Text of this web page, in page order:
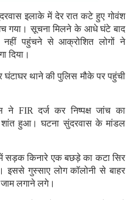
इलाके में देर रात कटे हुए गोवंश
गया। सूचना मिलने के आधे घंटे बाद
पहुंचने से आक्रोशित लोगों ने
दिया।
घंटाघर थाने की पुलिस मौके पर पहुंची
FIR दर्ज कर निष्पक्ष जांच का
शांत हुआ। घटना सुंदरवास के मांडल
सड़क किनारे एक बछड़े का कटा सिर
गुस्साए लोग कॉलोनी से बाहर
लगाने लगे।